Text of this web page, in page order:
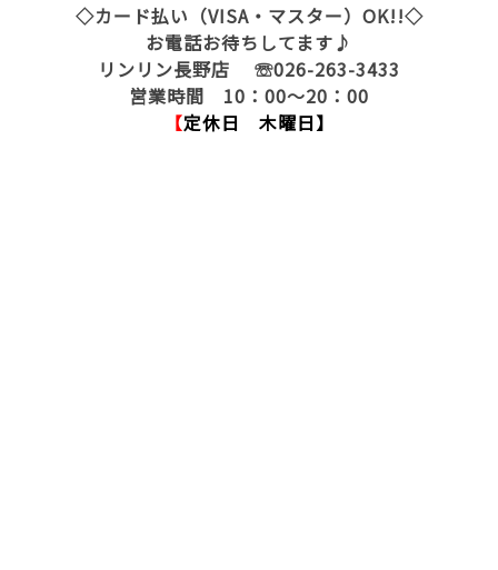
◇カード払い（VISA・マスター）OK!!◇
お電話お待ちしてます♪
リンリン長野店 ☏026-263-3433
営業時間 10：00～20：00
【定休日 木曜日】